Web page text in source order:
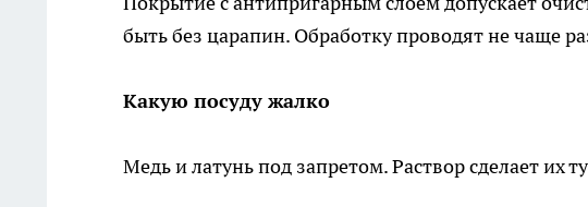
быть без царапин. Обработку проводят не чаще
Какую посуду жалко
Медь и латунь под запретом. Раствор сделает их